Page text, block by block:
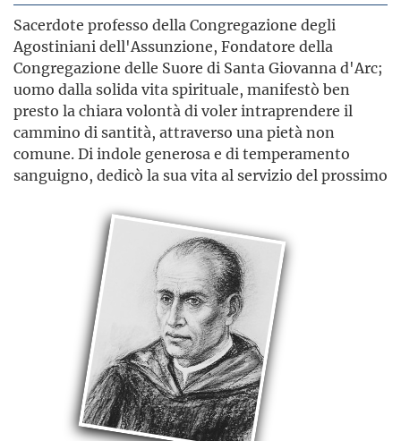
Sacerdote professo della Congregazione degli
Agostiniani dell'Assunzione, Fondatore della
Congregazione delle Suore di Santa Giovanna d'Arc;
uomo dalla solida vita spirituale, manifestò ben
presto la chiara volontà di voler intraprendere il
cammino di santità, attraverso una pietà non
comune. Di indole generosa e di temperamento
sanguigno, dedicò la sua vita al servizio del prossimo